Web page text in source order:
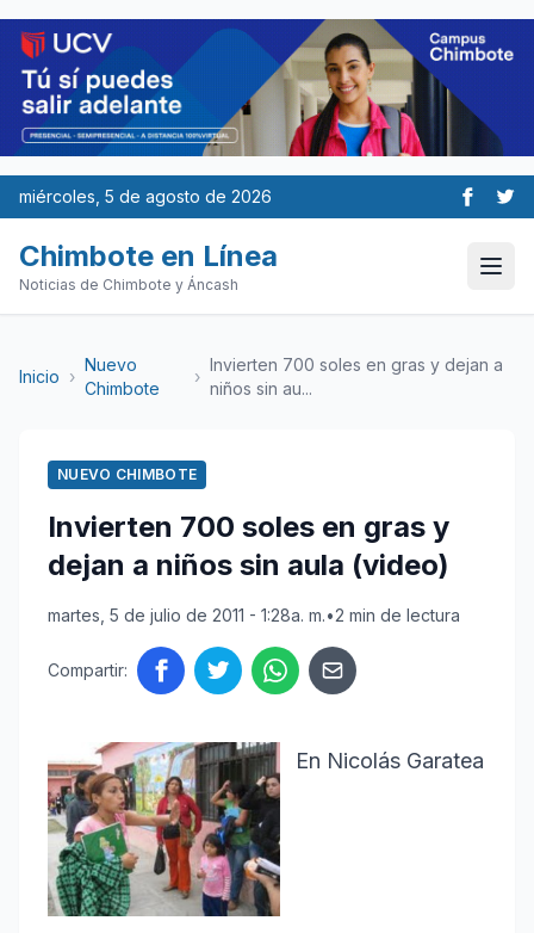
miércoles, 5 de agosto de 2026
Chimbote en Línea
Noticias de Chimbote y Áncash
Inicio ›
Nuevo
Chimbote
›
Invierten 700 soles en gras y dejan a
niños sin au...
NUEVO CHIMBOTE
Invierten 700 soles en gras y
dejan a niños sin aula (video)
martes, 5 de julio de 2011 - 1:28a. m.•2 min de lectura
Compartir:
En Nicolás Garatea